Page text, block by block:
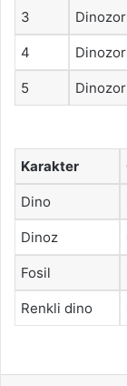
3
4
5
Karakter
Dino
Dinoz
Fosil
Renkli dino